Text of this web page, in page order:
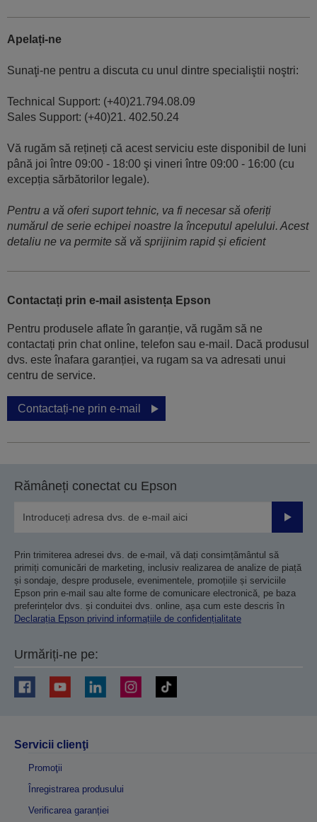
Apelați-ne
Sunaţi-ne pentru a discuta cu unul dintre specialiştii noştri:
Technical Support: (+40)21.794.08.09
Sales Support: (+40)21. 402.50.24
Vă rugăm să rețineți că acest serviciu este disponibil de luni
până joi între 09:00 - 18:00 şi vineri între 09:00 - 16:00 (cu
excepția sărbătorilor legale).
Pentru a vă oferi suport tehnic, va fi necesar să oferiți
numărul de serie echipei noastre la începutul apelului. Acest
detaliu ne va permite să vă sprijinim rapid și eficient
Contactați prin e-mail asistența Epson
Pentru produsele aflate în garanție, vă rugăm să ne
contactați prin chat online, telefon sau e-mail. Dacă produsul
dvs. este înafara garanției, va rugam sa va adresati unui
centru de service.
Contactați-ne prin e-mail
Rămâneți conectat cu Epson
Prin trimiterea adresei dvs. de e-mail, vă dați consimțământul să
primiți comunicări de marketing, inclusiv realizarea de analize de piață
și sondaje, despre produsele, evenimentele, promoțiile și serviciile
Epson prin e-mail sau alte forme de comunicare electronică, pe baza
preferințelor dvs. și conduitei dvs. online, așa cum este descris în
Declarația Epson privind informațiile de confidențialitate
Urmăriți-ne pe:
Servicii clienţi
Promoţii
Înregistrarea produsului
Verificarea garanției